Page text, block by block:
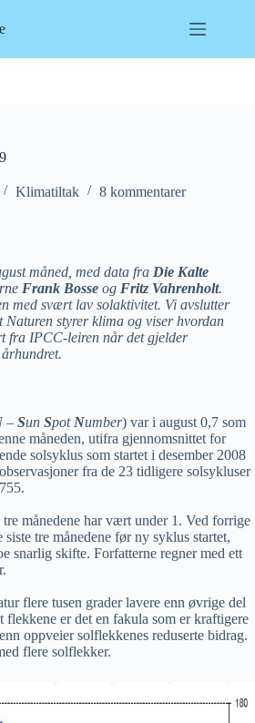
Klimatiltak 8 kommentarer
måned, med data fra Die Kalte
Frank Bosse og Fritz Vahrenholt.
med svært lav solaktivitet. Vi avslutter
Naturen styrer klima og viser hvordan
fra IPCC-leiren når det gjelder
– Sun Spot Number) var i august 0,7 som
måneden, utifra gjennomsnittet for
solsyklus som startet i desember 2008
fra de 23 tidligere solsykluser
månedene har vært under 1. Ved forrige
tre månedene før ny syklus startet,
snarlig skifte. Forfatterne regner med ett
flere tusen grader lavere enn øvrige del
flekkene er det en fakula som er kraftigere
oppveier solflekkenes reduserte bidrag.
flere solflekker.